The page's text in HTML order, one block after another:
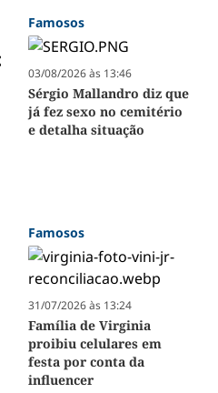
Famosos
03/08/2026 às 13:46
Sérgio Mallandro diz que
já fez sexo no cemitério
e detalha situação
Famosos
31/07/2026 às 13:24
Família de Virginia
proibiu celulares em
festa por conta da
influencer